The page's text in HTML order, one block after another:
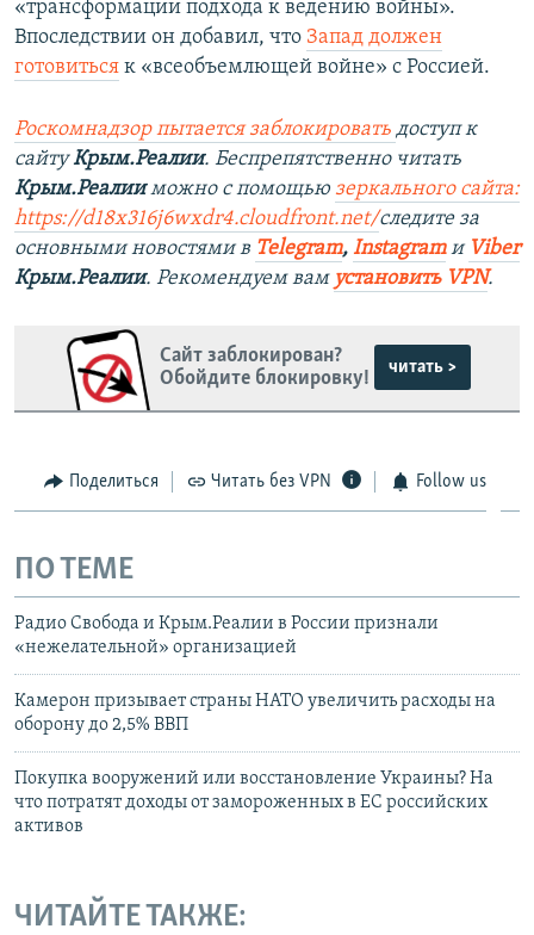
«трансформации подхода к ведению войны».
Впоследствии он добавил, что Запад должен
готовиться к «всеобъемлющей войне» с Россией.
Роскомнадзор пытается заблокировать доступ к
сайтуКрым.Реалии. Беспрепятственно читать
Крым.Реалииможно с помощью зеркального сайта:
https://d18x316j6wxdr4.cloudfront.net/следите за
основными новостями в Telegram, Instagramи Viber
Крым.Реалии. Рекомендуем вам установить VPN.
Сайт заблокирован?
Обойдите блокировку!
читать >
Поделиться Читать без VPN Follow us
ПО ТЕМЕ
Радио Свобода и Крым.Реалии в России признали
«нежелательной» организацией
Камерон призывает страны НАТО увеличить расходы на
оборону до 2,5% ВВП
Покупка вооружений или восстановление Украины? На
что потратят доходы от замороженных в ЕС российских
активов
ЧИТАЙТЕ ТАКЖЕ: